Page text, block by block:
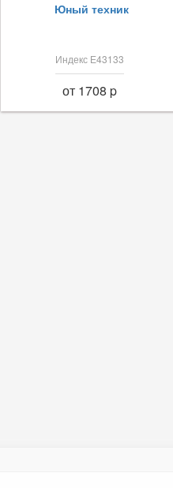
Юный техник
Индекс Е43133
от 1708 p